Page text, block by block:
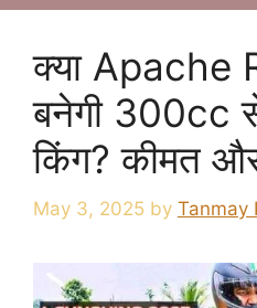
क्या Apache
बनेगी 300cc
किंग? कीमत
May 3, 2025 by Tanmay